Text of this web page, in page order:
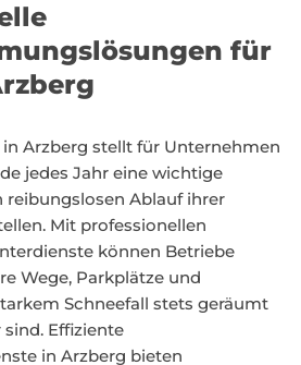
für
Arzberg stellt für Unternehmen
jedes Jahr eine wichtige
reibungslosen Ablauf ihrer
Mit professionellen
können Betriebe
Wege, Parkplätze und
Schneefall stets geräumt
Effiziente
in Arzberg bieten